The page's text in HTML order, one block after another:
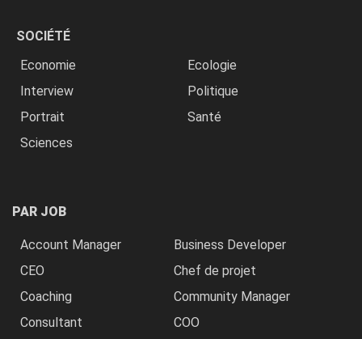
SOCIÉTÉ
Economie
Ecologie
Interview
Politique
Portrait
Santé
Sciences
PAR JOB
Account Manager
Business Developer
CEO
Chef de projet
Coaching
Community Manager
Consultant
COO